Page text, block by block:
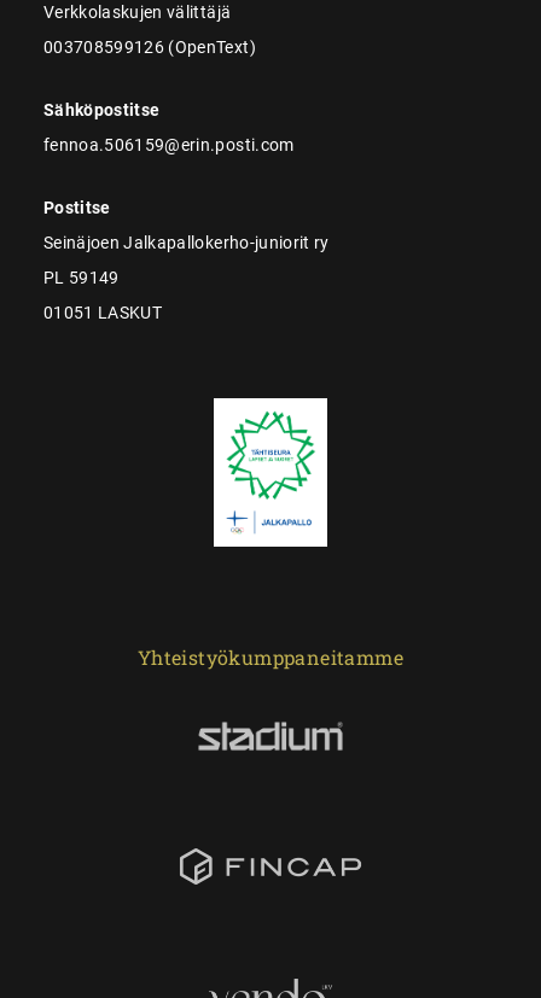
Verkkolaskujen välittäjä
003708599126 (OpenText)
Sähköpostitse
fennoa.506159@erin.posti.com
Postitse
Seinäjoen Jalkapallokerho-juniorit ry
PL 59149
01051 LASKUT
Yhteistyökumppaneitamme